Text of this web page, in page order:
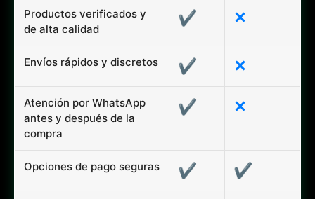
Productos verificados y
de alta calidad
✔ ✕
Envíos rápidos y discretos ✔ ✕
Atención por WhatsApp
antes y después de la
compra
✔ ✕
Opciones de pago seguras ✔ ✔